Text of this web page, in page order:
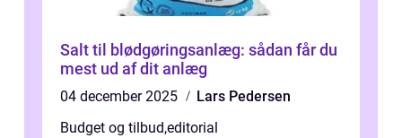
Salt til blødgøringsanlæg: sådan får du
mest ud af dit anlæg
04 december 2025
Lars Pedersen
Budget og tilbud,editorial